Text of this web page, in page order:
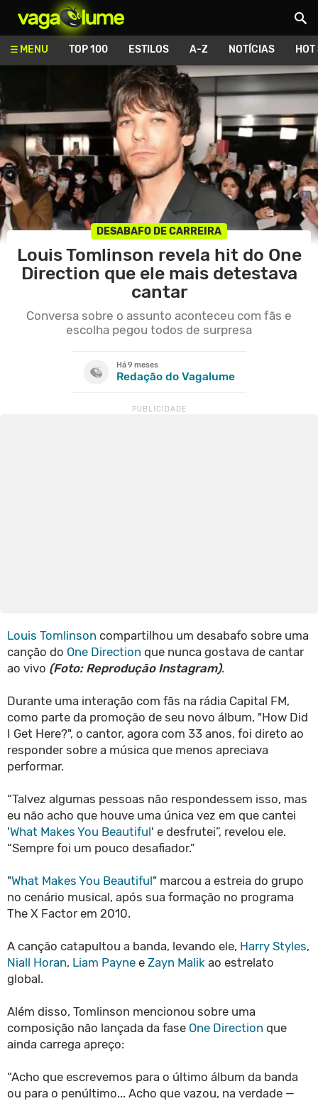
MENU TOP 100 ESTILOS A-Z NOTÍCIAS
DESABAFO DE CARREIRA
Louis Tomlinson revela hit do One
Direction que ele mais detestava
cantar
Conversa sobre o assunto aconteceu com fãs e
escolha pegou todos de surpresa
Há 9 meses
Redação do Vagalume
Louis Tomlinson compartilhou um desabafo sobre uma
canção do One Direction que nunca gostava de cantar
ao vivo (Foto: Reprodução Instagram).
Durante uma interação com fãs na rádia Capital FM,
como parte da promoção de seu novo álbum, "How Did
I Get Here?", o cantor, agora com 33 anos, foi direto ao
responder sobre a música que menos apreciava
performar.
“Talvez algumas pessoas não respondessem isso, mas
eu não acho que houve uma única vez em que cantei
'What Makes You Beautiful' e desfrutei”, revelou ele.
“Sempre foi um pouco desafiador.”
"What Makes You Beautiful" marcou a estreia do grupo
no cenário musical, após sua formação no programa
The X Factor em 2010.
A canção catapultou a banda, levando ele, Harry Styles,
Niall Horan, Liam Payne e Zayn Malik ao estrelato
global.
Além disso, Tomlinson mencionou sobre uma
composição não lançada da fase One Direction que
ainda carrega apreço:
“Acho que escrevemos para o último álbum da banda
ou para o penúltimo... Acho que vazou, na verdade —